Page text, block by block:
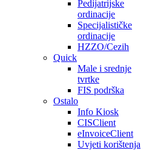
Pedijatrijske
ordinacije
Specijalističke
ordinacije
HZZO/Cezih
Quick
Male i srednje
tvrtke
FIS podrška
Ostalo
Info Kiosk
CISClient
eInvoiceClient
Uvjeti korištenja